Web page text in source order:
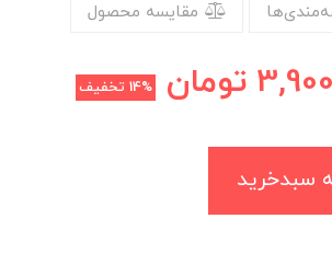
مقایسه محصول
تومان 14% تخفیف